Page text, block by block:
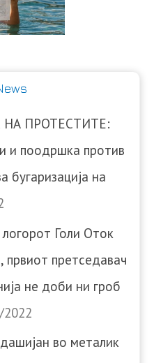
НА ПРОТЕСТИТЕ:
и поодршка против
бугаризација на
Голи Оток
претседавач
не доби ни гроб
во металик